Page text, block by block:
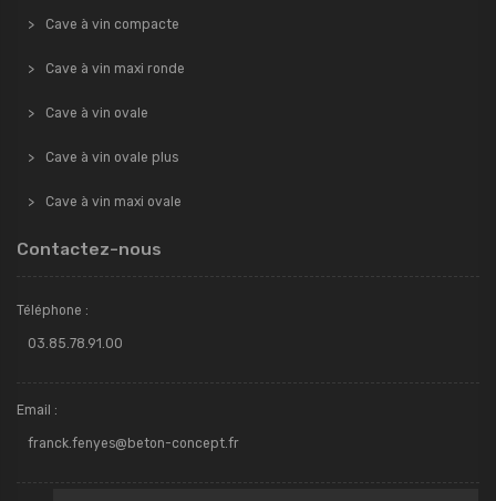
Cave à vin compacte
Cave à vin maxi ronde
Cave à vin ovale
Cave à vin ovale plus
Cave à vin maxi ovale
Contactez-nous
Téléphone :
03.85.78.91.00
Email :
franck.fenyes@beton-concept.fr